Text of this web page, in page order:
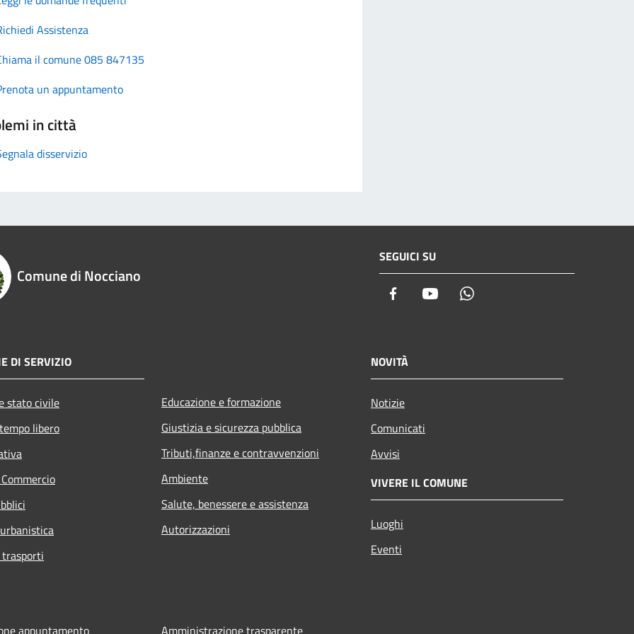
Assistenza
il comune 085 847135
un appuntamento
in città
disservizio
Comune di Nocciano
SEGUICI SU
Facebook Youtube
DI SERVIZIO
stato civile
libero
Educazione e formazione
Giustizia e sicurezza pubblica
Tributi,finanze e contravvenzioni
Ambiente
Salute, benessere e assistenza
Autorizzazioni
NOVITÀ
Notizie
Comunicati
Avvisi
VIVERE IL COMUNE
Luoghi
Eventi
appuntamento Amministrazione trasparente